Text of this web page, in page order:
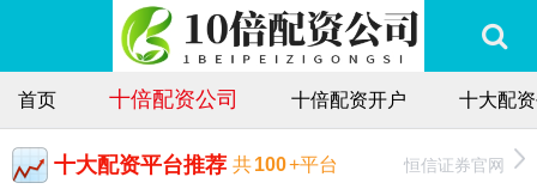
首页 十倍配资公司 十倍配资开户 十大配
十大配资平台推荐 共100+平台 恒信证券官网